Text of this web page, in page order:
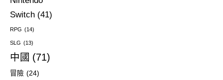
Switch (41)
RPG (14)
SLG (13)
中國 (71)
冒險 (24)